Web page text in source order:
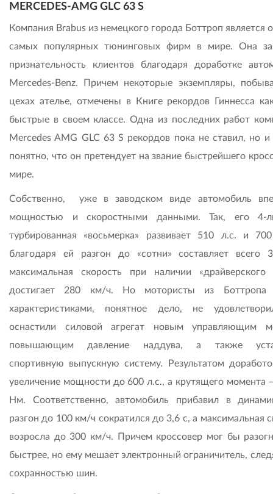
MERCEDES-AMG GLC 63 S
Компания Brabus из немецкого города Боттроп является
самых популярных тюнинговых фирм в мире. Она
признательность клиентов благодаря доработке
Mercedes-Benz. Причем некоторые экземпляры,
цехах ателье, отмечены в Книге рекордов Гиннесса
быстрые в своем классе. Одна из последних работ
Mercedes AMG GLC 63 S рекордов пока не ставил, но и
понятно, что он претендует на звание быстрейшего
мире.
Собственно, уже в заводском виде автомобиль
мощностью и скоростными данными. Так, его 4-
турбированная «восьмерка» развивает 510 л.с. и
благодаря ей разгон до «сотни» составляет всего
максимальная скорость при наличии «драйверского
достигает 280 км/ч. Но мотористы из Боттропа
характеристиками, понятное дело, не
оснастили силовой агрегат новым управляющим
повышающим давление наддува, а также
спортивную выпускную систему. Результатом
увеличение мощности до 600 л.с., а крутящего момента
Нм. Соответственно, автомобиль прибавил в
разгон до 100 км/ч сократился до 3,6 с, а максимальная
возросла до 300 км/ч. Причем кроссовер мог бы
быстрее, но ему мешает электронный ограничитель,
сохранностью шин.